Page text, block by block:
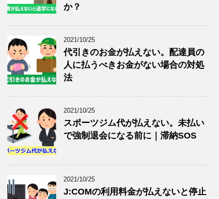
か？
2021/10/25
代引きのお金が払えない。配達員の
人に払うべきお金がない場合の対処
法
2021/10/25
スポーツジム代が払えない。未払い
で強制退会になる前に｜滞納SOS
2021/10/25
J:COMの利用料金が払えないと停止